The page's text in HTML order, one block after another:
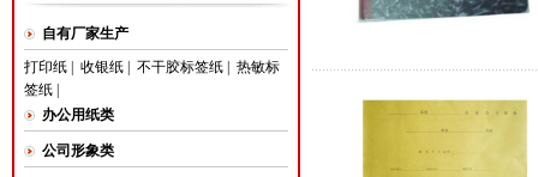
自有厂家生产
打印纸| 收银纸| 不干胶标签纸| 热敏标
签纸|
办公用纸类
公司形象类